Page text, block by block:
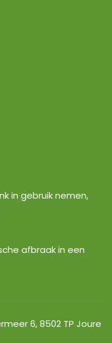
in gebruik nemen,
afbraak in een
6, 8502 TP Joure